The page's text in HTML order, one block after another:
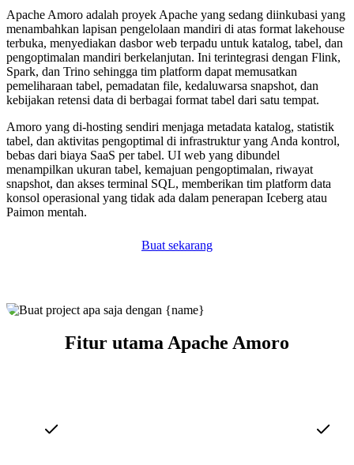
Apache Amoro adalah proyek Apache yang sedang diinkubasi yang
menambahkan lapisan pengelolaan mandiri di atas format lakehouse
terbuka, menyediakan dasbor web terpadu untuk katalog, tabel, dan
pengoptimalan mandiri berkelanjutan. Ini terintegrasi dengan Flink,
Spark, dan Trino sehingga tim platform dapat memusatkan
pemeliharaan tabel, pemadatan file, kedaluwarsa snapshot, dan
kebijakan retensi data di berbagai format tabel dari satu tempat.
Amoro yang di-hosting sendiri menjaga metadata katalog, statistik
tabel, dan aktivitas pengoptimal di infrastruktur yang Anda kontrol,
bebas dari biaya SaaS per tabel. UI web yang dibundel
menampilkan ukuran tabel, kemajuan pengoptimalan, riwayat
snapshot, dan akses terminal SQL, memberikan tim platform data
konsol operasional yang tidak ada dalam penerapan Iceberg atau
Paimon mentah.
Buat sekarang
Fitur utama Apache Amoro